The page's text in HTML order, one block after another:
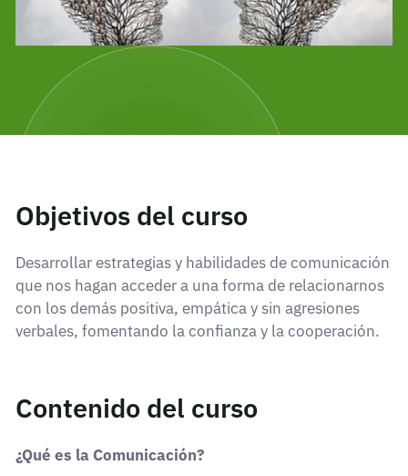
Objetivos del curso
Desarrollar estrategias y habilidades de comunicación
que nos hagan acceder a una forma de relacionarnos
con los demás positiva, empática y sin agresiones
verbales, fomentando la confianza y la cooperación.
Contenido del curso
¿Qué es la Comunicación?